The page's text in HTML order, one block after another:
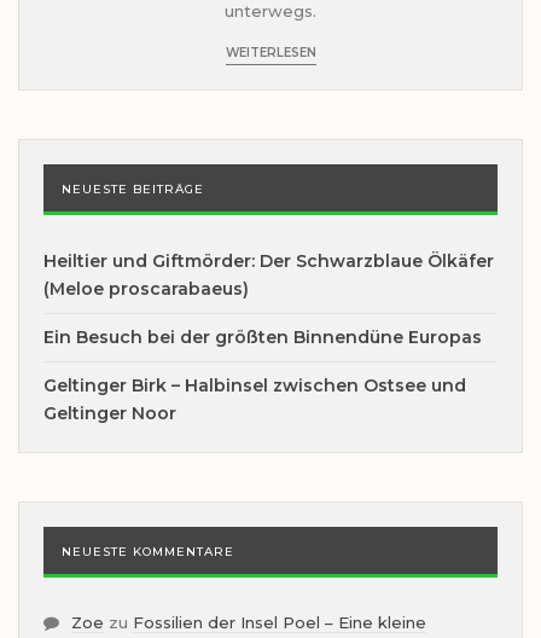
unterwegs.
WEITERLESEN
NEUESTE BEITRÄGE
Heiltier und Giftmörder: Der Schwarzblaue Ölkäfer
(Meloe proscarabaeus)
Ein Besuch bei der größten Binnendüne Europas
Geltinger Birk – Halbinsel zwischen Ostsee und
Geltinger Noor
NEUESTE KOMMENTARE
Zoe zu Fossilien der Insel Poel – Eine kleine